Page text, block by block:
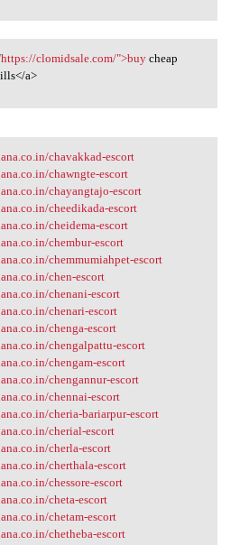
clomidsale
https://clomidsale.com/">buycheap
a>
chavakkad
chavakkad-escort
chawngte-escort
chayangtajo-escort
cheedikada-escort
cheidema-escort
chembur-escort
chemmumiahpet-escort
chen-escort
chenani-escort
chenari-escort
chenga-escort
chengalpattu-escort
chengam-escort
chengannur-escort
chennai-escort
cheria-bariarpur-escort
cherial-escort
cherla-escort
cherthala-escort
chessore-escort
cheta-escort
chetam-escort
chetheba-escort